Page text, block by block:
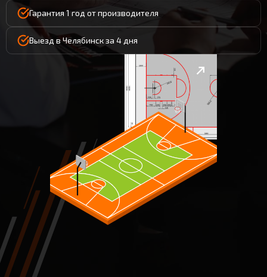
Гарантия 1 год от производителя
Выезд в Челябинск за 4 дня